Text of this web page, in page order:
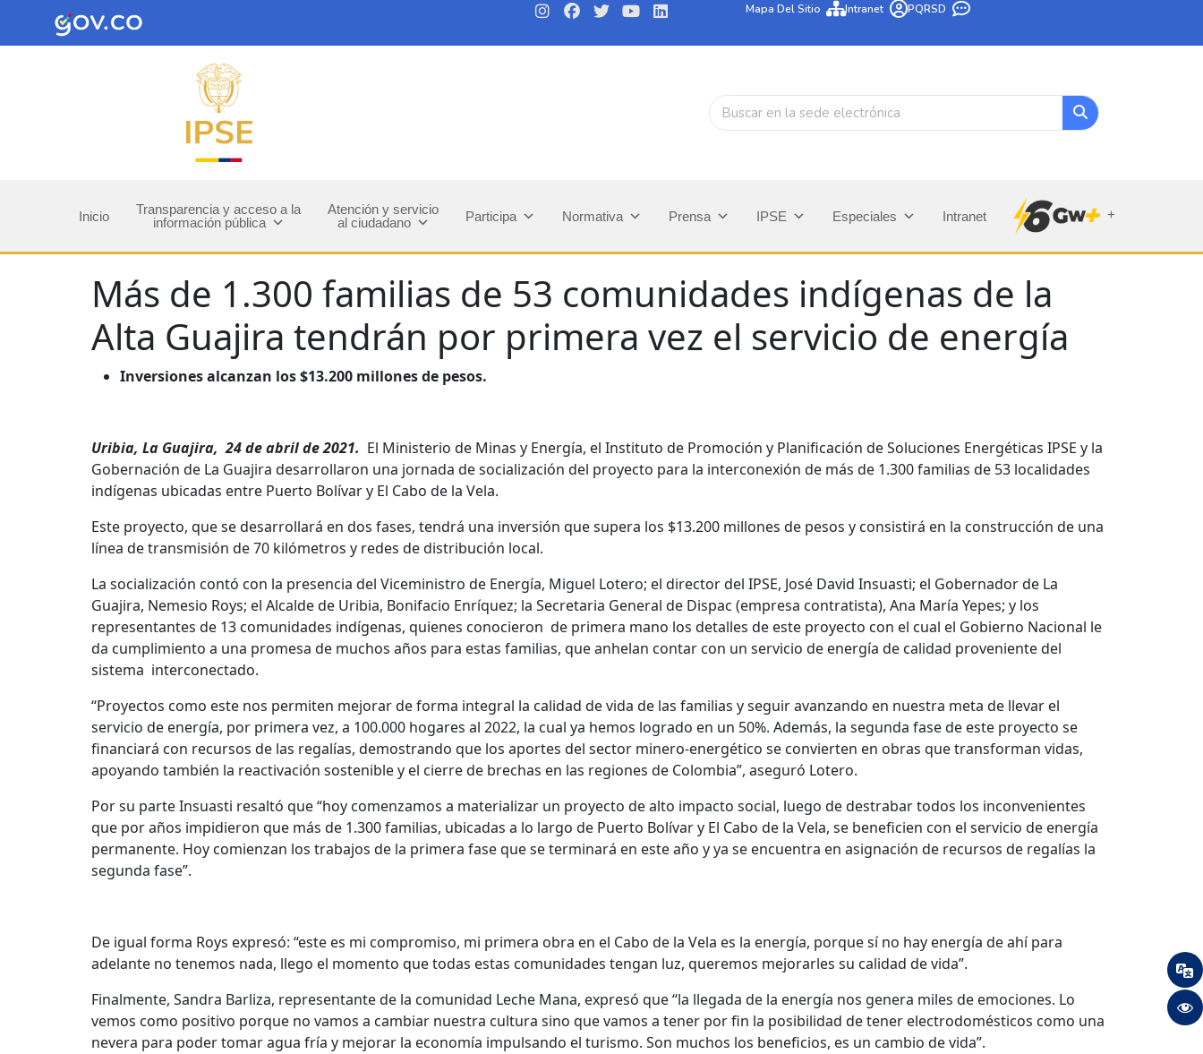
Mapa Del Sitio Intranet PQRSD
Inicio
Transparencia y acceso a la
información pública
Atención y servicio
al ciudadano
Participa Normativa Prensa IPSE Especiales Intranet +
Más de 1.300 familias de 53 comunidades indígenas de la
Alta Guajira tendrán por primera vez el servicio de energía
Inversiones alcanzan los $13.200 millones de pesos.
Uribia, La Guajira, 24 de abril de 2021. El Ministerio de Minas y Energía, el Instituto de Promoción y Planificación de Soluciones Energéticas IPSE y la
Gobernación de La Guajira desarrollaron una jornada de socialización del proyecto para la interconexión de más de 1.300 familias de 53 localidades
indígenas ubicadas entre Puerto Bolívar y El Cabo de la Vela.
Este proyecto, que se desarrollará en dos fases, tendrá una inversión que supera los $13.200 millones de pesos y consistirá en la construcción de una
línea de transmisión de 70 kilómetros y redes de distribución local.
La socialización contó con la presencia del Viceministro de Energía, Miguel Lotero; el director del IPSE, José David Insuasti; el Gobernador de La
Guajira, Nemesio Roys; el Alcalde de Uribia, Bonifacio Enríquez; la Secretaria General de Dispac (empresa contratista), Ana María Yepes; y los
representantes de 13 comunidades indígenas, quienes conocieron de primera mano los detalles de este proyecto con el cual el Gobierno Nacional le
da cumplimiento a una promesa de muchos años para estas familias, que anhelan contar con un servicio de energía de calidad proveniente del
sistema interconectado.
“Proyectos como este nos permiten mejorar de forma integral la calidad de vida de las familias y seguir avanzando en nuestra meta de llevar el
servicio de energía, por primera vez, a 100.000 hogares al 2022, la cual ya hemos logrado en un 50%. Además, la segunda fase de este proyecto se
financiará con recursos de las regalías, demostrando que los aportes del sector minero-energético se convierten en obras que transforman vidas,
apoyando también la reactivación sostenible y el cierre de brechas en las regiones de Colombia”, aseguró Lotero.
Por su parte Insuasti resaltó que “hoy comenzamos a materializar un proyecto de alto impacto social, luego de destrabar todos los inconvenientes
que por años impidieron que más de 1.300 familias, ubicadas a lo largo de Puerto Bolívar y El Cabo de la Vela, se beneficien con el servicio de energía
permanente. Hoy comienzan los trabajos de la primera fase que se terminará en este año y ya se encuentra en asignación de recursos de regalías la
segunda fase”.
De igual forma Roys expresó: “este es mi compromiso, mi primera obra en el Cabo de la Vela es la energía, porque sí no hay energía de ahí para
adelante no tenemos nada, llego el momento que todas estas comunidades tengan luz, queremos mejorarles su calidad de vida”.
Finalmente, Sandra Barliza, representante de la comunidad Leche Mana, expresó que “la llegada de la energía nos genera miles de emociones. Lo
vemos como positivo porque no vamos a cambiar nuestra cultura sino que vamos a tener por fin la posibilidad de tener electrodomésticos como una
nevera para poder tomar agua fría y mejorar la economía impulsando el turismo. Son muchos los beneficios, es un cambio de vida”.